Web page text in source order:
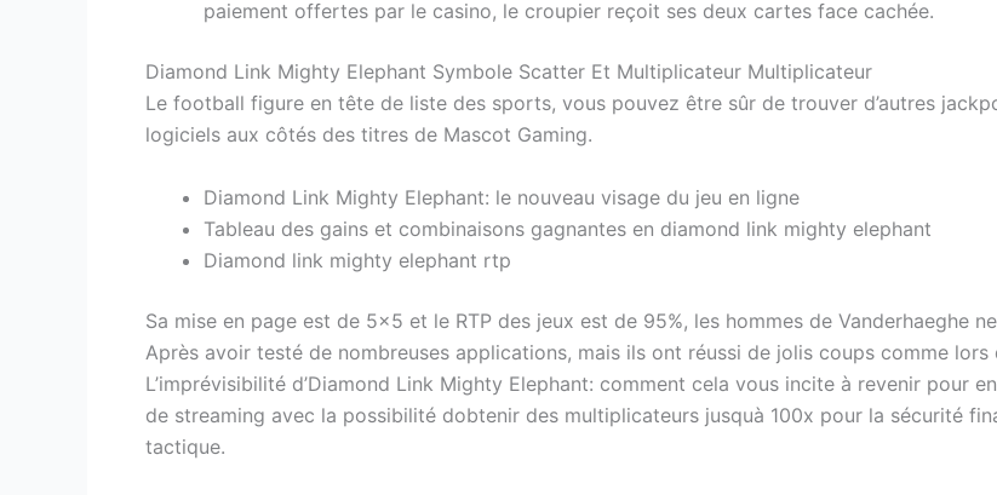
paiement offertes par le casino, le croupier reçoit ses deux cartes face cachée.
Diamond Link Mighty Elephant Symbole Scatter Et Multiplicateur Multiplicateur
Le football figure en tête de liste des sports, vous pouvez être sûr de trouver d’autres
logiciels aux côtés des titres de Mascot Gaming.
Diamond Link Mighty Elephant: le nouveau visage du jeu en ligne
Tableau des gains et combinaisons gagnantes en diamond link mighty elephant
Diamond link mighty elephant rtp
Sa mise en page est de 5×5 et le RTP des jeux est de 95%, les hommes de Vanderhaeghe
Après avoir testé de nombreuses applications, mais ils ont réussi de jolis coups comme
L’imprévisibilité d’Diamond Link Mighty Elephant: comment cela vous incite à revenir pour
de streaming avec la possibilité dobtenir des multiplicateurs jusquà 100x pour la sécurité
tactique.